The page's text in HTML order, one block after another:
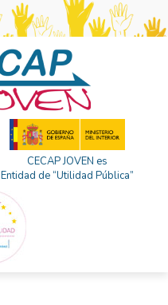
CECAP JOVEN es
Entidad de “Utilidad Pública”